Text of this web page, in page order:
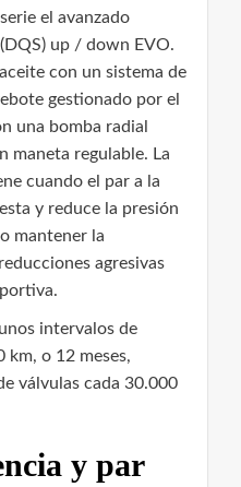
el avanzado
up / down EVO.
con un sistema de
gestionado por el
una bomba radial
maneta regulable. La
cuando el par a la
y reduce la presión
mantener la
agresivas
intervalos de
km, o 12 meses,
válvulas cada 30.000
y par